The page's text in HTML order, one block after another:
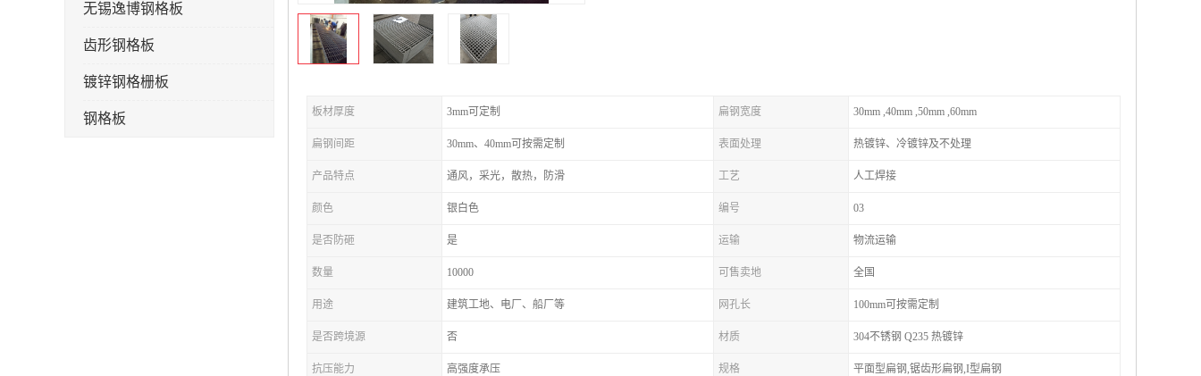
无锡逸博钢格板
齿形钢格板
镀锌钢格栅板
钢格板 板材厚度 3mm可定制 扁钢宽度 30mm ,40mm ,50mm ,60mm
扁钢间距 30mm、40mm可按需定制 表面处理 热镀锌、冷镀锌及不处理
产品特点 通风，采光，散热，防滑 工艺 人工焊接
颜色 银白色 编号 03
是否防砸 是 运输 物流运输
数量 10000 可售卖地 全国
用途 建筑工地、电厂、船厂等 网孔长 100mm可按需定制
是否跨境源 否 材质 304不锈钢 Q235 热镀锌
抗压能力 高强度承压 规格 平面型扁钢,锯齿形扁钢,I型扁钢